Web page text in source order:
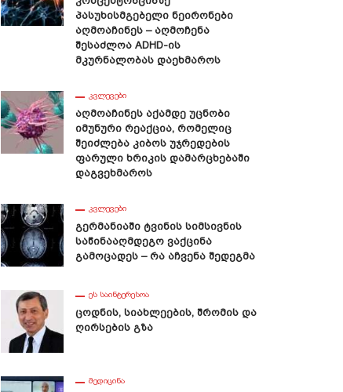
Პასუხისმგებელი Ნეირონები
Აღმოაჩინეს – Აღმოჩენა
Შესაძლოა ADHD-Ის
Მკურნალობას Დაეხმაროს
ᲙᲕᲚᲔᲕᲔᲑᲘ
Აღმოაჩინეს Აქამდე Უცნობი
Იმუნური Რეაქცია, Რომელიც
Შეიძლება Კიბოს Უჯრედების
Ფარული Ხრიკის Დამარცხებაში
Დაგვეხმაროს
ᲙᲕᲚᲔᲕᲔᲑᲘ
Გერმანიაში Ტვინის Სიმსივნის
Საწინააღმდეგო Ვაქცინა
Გამოცადეს – Რა Აჩვენა Შედეგმა
ᲔᲡ ᲡᲐᲘᲜᲢᲔᲠᲔᲡᲝᲐ
Ცოდნის, Სიახლეების, Შრომის Და
Ღირსების Გზა
ᲛᲔᲓᲘᲪᲘᲜᲐ